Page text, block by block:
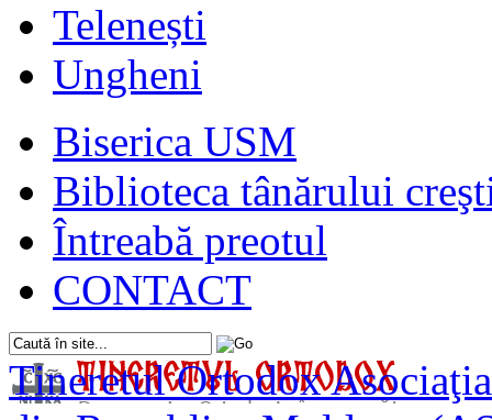
Telenești
Ungheni
Biserica USM
Biblioteca tânărului
Întreabă preotul
CONTACT
Tineretul Ortodox